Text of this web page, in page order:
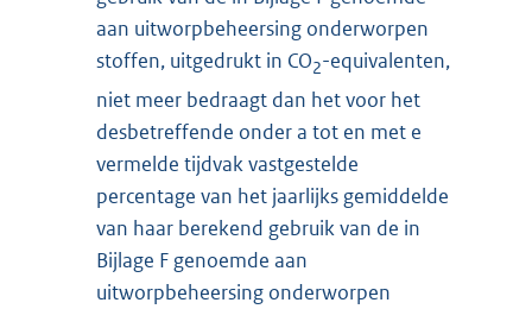
aan uitworpbeheersing onderworpen
stoffen, uitgedrukt in CO2-equivalenten,
niet meer bedraagt dan het voor het
desbetreffende onder a tot en met e
vermelde tijdvak vastgestelde
percentage van het jaarlijks gemiddelde
van haar berekend gebruik van de in
Bijlage F genoemde aan
uitworpbeheersing onderworpen